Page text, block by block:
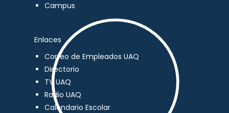
Campus
Enlaces
Correo de Empleados UAQ
Directorio
TV UAQ
Radio UAQ
Calendario Escolar